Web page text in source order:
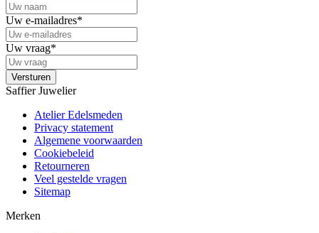
Uw e-mailadres*
Uw vraag*
Saffier Juwelier
Atelier Edelsmeden
Privacy statement
Algemene voorwaarden
Cookiebeleid
Retourneren
Veel gestelde vragen
Sitemap
Merken